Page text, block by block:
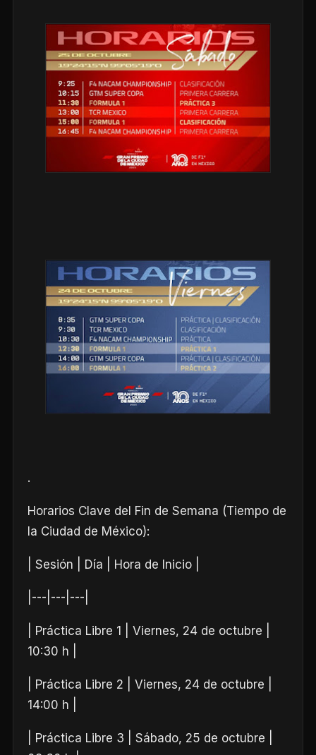
.
Horarios Clave del Fin de Semana (Tiempo de
la Ciudad de México):
| Sesión | Día | Hora de Inicio |
|---|---|---|
| Práctica Libre 1 | Viernes, 24 de octubre |
10:30 h |
| Práctica Libre 2 | Viernes, 24 de octubre |
14:00 h |
| Práctica Libre 3 | Sábado, 25 de octubre |